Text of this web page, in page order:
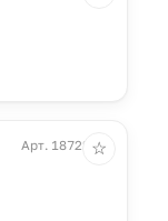
Арт. 18722.30
☆